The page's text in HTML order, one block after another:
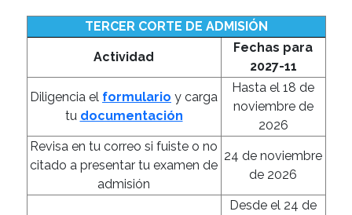
TERCER CORTE DE ADMISIÓN
Actividad
Fechas para
2027-11
Diligencia el formulario y carga
tu documentación
Hasta el 18 de
noviembre de
2026
Revisa en tu correo si fuiste o no
citado a presentar tu examen de
admisión
24 de noviembre
de 2026
Desde el 24 de